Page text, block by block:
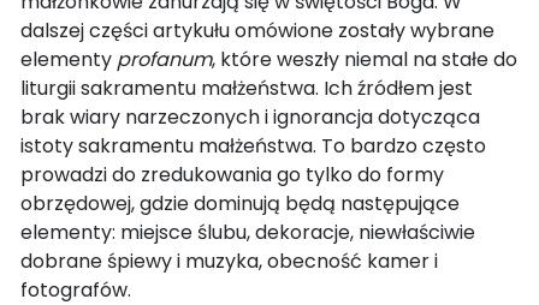
dalszej części artykułu omówione zostały wybrane
elementy profanum, które weszły niemal na stałe do
liturgii sakramentu małżeństwa. Ich źródłem jest
brak wiary narzeczonych i ignorancja dotycząca
istoty sakramentu małżeństwa. To bardzo często
prowadzi do zredukowania go tylko do formy
obrzędowej, gdzie dominują będą następujące
elementy: miejsce ślubu, dekoracje, niewłaściwie
dobrane śpiewy i muzyka, obecność kamer i
fotografów.